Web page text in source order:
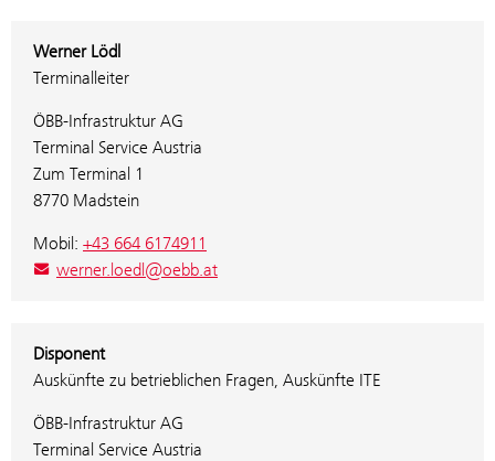
Werner Lödl
Terminalleiter
ÖBB-Infrastruktur AG
Terminal Service Austria
Zum Terminal 1
8770 Madstein
Mobil: +43 664 6174911
werner.loedl@oebb.at
Disponent
Auskünfte zu betrieblichen Fragen, Auskünfte ITE
ÖBB-Infrastruktur AG
Terminal Service Austria